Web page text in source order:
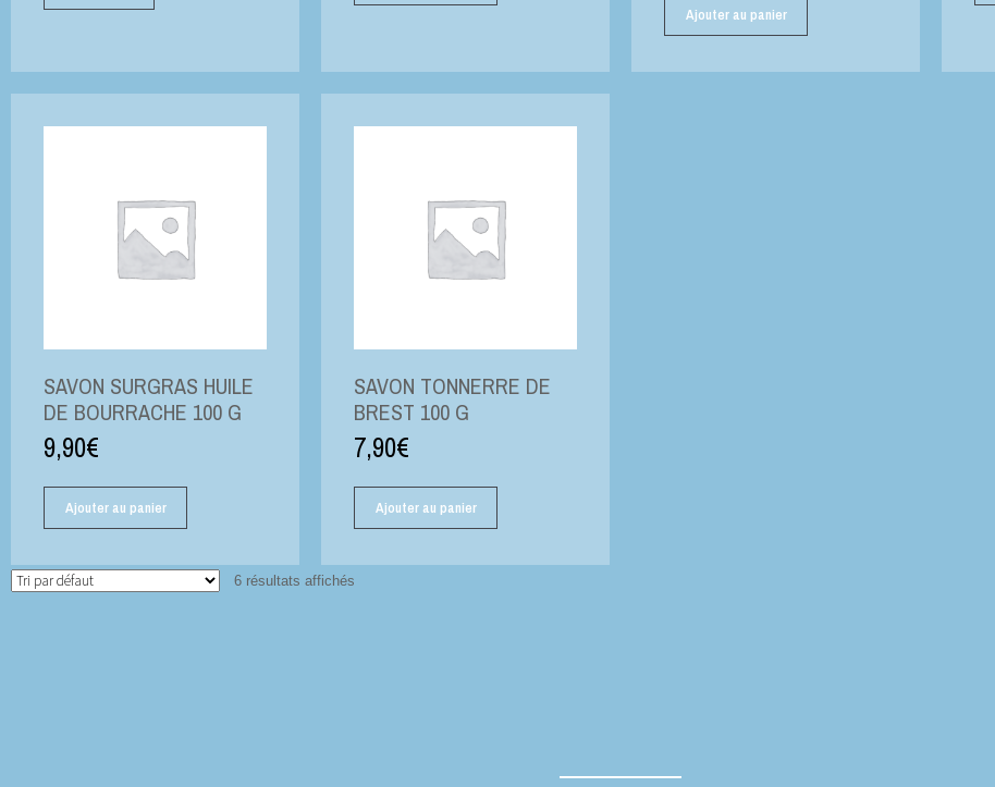
Ajouter au panier
SAVON SURGRAS HUILE
DE BOURRACHE 100 G
9,90€
Ajouter au panier
SAVON TONNERRE DE
BREST 100 G
7,90€
Ajouter au panier
6 résultats affichés